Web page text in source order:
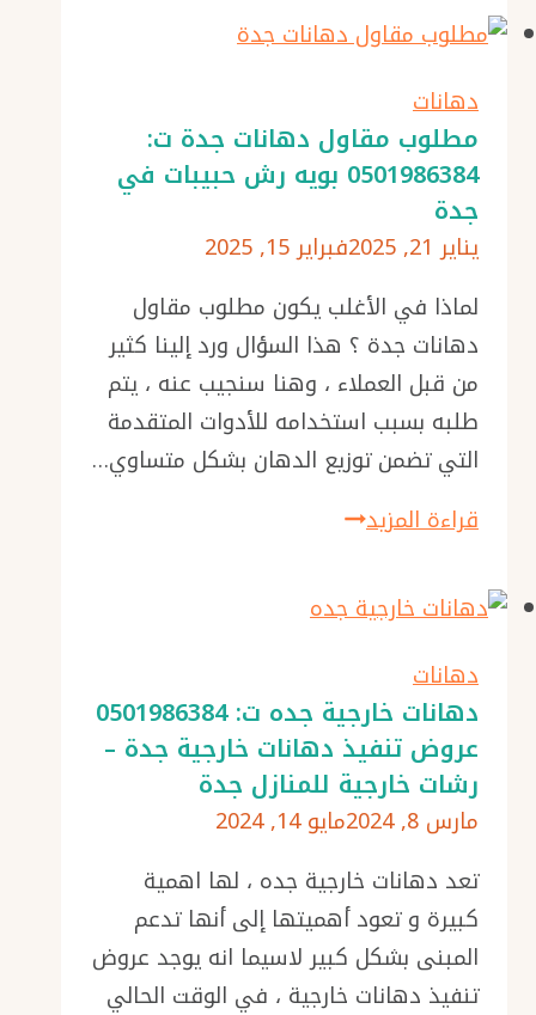
للواجهات
جدة
0501986384
صور
خارجية
بجدة
دهانات
مطلوب مقاول دهانات جدة ت:
0501986384 بويه رش حبيبات في
جدة
يناير 21, 2025
فبراير 15, 2025
لماذا في الأغلب يكون مطلوب مقاول
دهانات جدة ؟ هذا السؤال ورد إلينا كثير
من قبل العملاء ، وهنا سنجيب عنه ، يتم
طلبه بسبب استخدامه للأدوات المتقدمة
التي تضمن توزيع الدهان بشكل متساوي…
قراءة المزيدمطلوب
دهانات
جدة
0501986384
بويه
رش
حبيبات
في
جدة
دهانات
دهانات خارجية جده ت: 0501986384
عروض تنفيذ دهانات خارجية جدة –
رشات خارجية للمنازل جدة
مارس 8, 2024
مايو 14, 2024
تعد دهانات خارجية جده ، لها اهمية
كبيرة و تعود أهميتها إلى أنها تدعم
المبنى بشكل كبير لاسيما انه يوجد عروض
تنفيذ دهانات خارجية ، في الوقت الحالي